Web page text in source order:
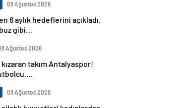
08 Ağustos 2026
6 aylık hedeflerini açıkladı.
gibi…
Ağustos 2026
takım Antalyaspor!
08 Ağustos 2026